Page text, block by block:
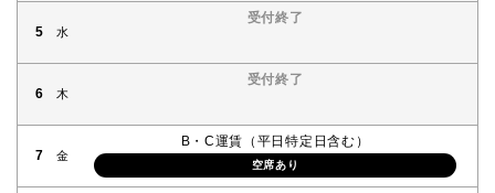
5 水
受付終了
6 木
受付終了
7 金
B・C運賃（平日特定日含む）
空席あり